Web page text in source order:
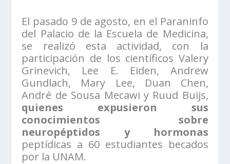
El pasado 9 de agosto, en el Paraninfo
del Palacio de la Escuela de Medicina,
se realizó esta actividad, con la
participación de los científicos Valery
Grinevich, Lee E. Eiden, Andrew
Gundlach, Mary Lee, Duan Chen,
André de Sousa Mecawi y Ruud Buijs,
quienes expusieron sus
conocimientos sobre
neuropéptidos y hormonas
peptídicas a 60 estudiantes becados
por la UNAM.